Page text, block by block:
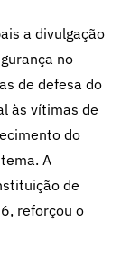
a divulgação
no
de defesa do
às vítimas de
do
A
de
reforçou o